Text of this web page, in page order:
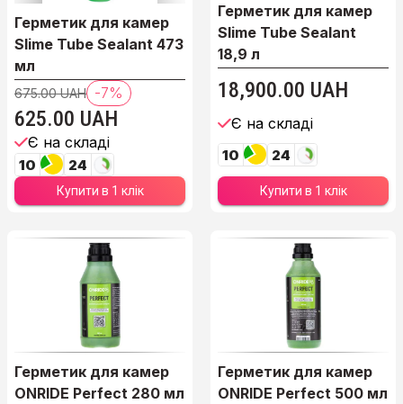
Герметик для камер
Slime Tube Sealant 473
мл
675.00 UAH -7%
625.00 UAH
Є на складі
10 24
Купити в 1 клік
Герметик для камер
Slime Tube Sealant
18,9 л
18,900.00 UAH
Є на складі
10 24
Купити в 1 клік
Герметик для камер
ONRIDE Perfect 280 мл
Герметик для камер
ONRIDE Perfect 500 мл